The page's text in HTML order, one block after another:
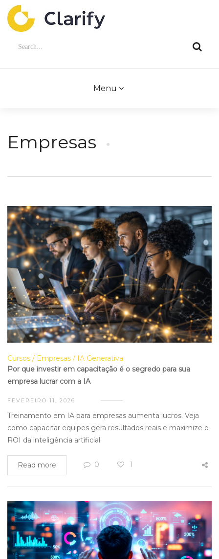
Menu
Empresas
Cursos Empresas
IA Generativa
Por que investir em capacitação é o segredo para sua
empresa lucrar com a IA
FEVEREIRO 11, 2026
Treinamento em IA para empresas aumenta lucros. Veja
como capacitar equipes gera resultados reais e maximize o
ROI da inteligência artificial.
Read more 0 1